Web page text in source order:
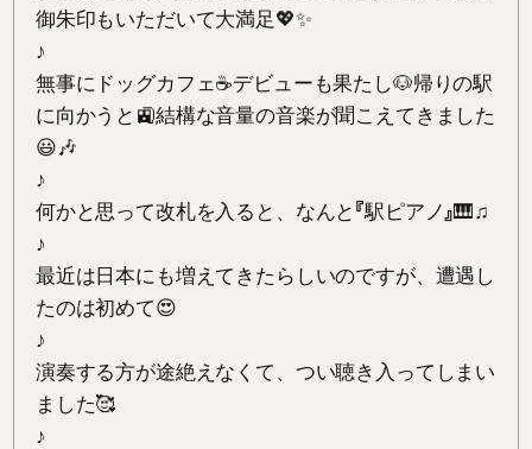
御朱印もいただいて大満足💖✨
♪
無事にドッグカフェ☕️デビューも果たし🐶帰りの駅
に向かうと🚉結構な音量の音楽が聞こえてきました
😃🎶
♪
何かと思って改札を入ると、なんと『駅ピアノ』🎹♫
♪
最近は日本にも増えてきたらしいのですが、遭遇し
たのは初めて😍
♪
演奏する方が途絶えなくて、つい聴き入ってしまい
ました🥰
♪